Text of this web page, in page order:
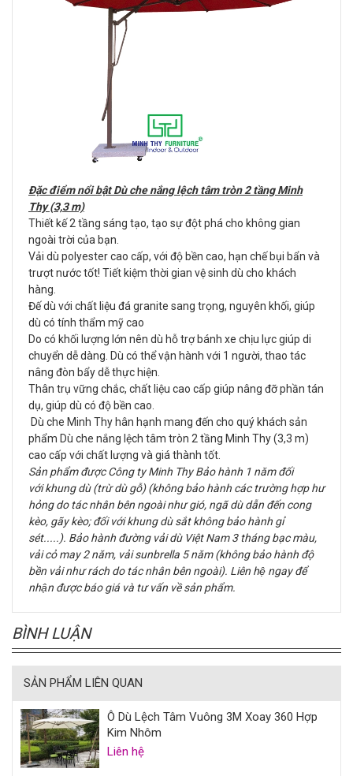
Đặc điểm nổi bật Dù che nắng lệch tâm tròn 2 tầng Minh
Thy (3,3 m)
Thiết kế 2 tầng sáng tạo, tạo sự đột phá cho không gian
ngoài trời của bạn.
Vải dù polyester cao cấp, với độ bền cao, hạn chế bụi bẩn và
trượt nước tốt! Tiết kiệm thời gian vệ sinh dù cho khách
hàng.
Đế dù với chất liệu đá granite sang trọng, nguyên khối, giúp
dù có tính thẩm mỹ cao
Do có khối lượng lớn nên dù hỗ trợ bánh xe chịu lực giúp di
chuyển dễ dàng. Dù có thể vận hành với 1 người, thao tác
nâng đòn bẩy dễ thực hiện.
Thân trụ vững chắc, chất liệu cao cấp giúp nâng đỡ phần tán
dụ, giúp dù có độ bền cao.
Dù che Minh Thy hân hạnh mang đến cho quý khách sản
phẩm Dù che nắng lệch tâm tròn 2 tầng Minh Thy (3,3 m)
cao cấp với chất lượng và giá thành tốt.
Sản phẩm được Công ty Minh Thy Bảo hành 1 năm đối
với khung dù (trừ dù gỗ) (không bảo hành các trường hợp hư
hỏng do tác nhân bên ngoài như gió, ngã dù dẫn đến cong
kèo, gãy kèo; đối với khung dù sắt không bảo hành gỉ
sét.....). Bảo hành đường vải dù Việt Nam 3 tháng bạc màu,
vải cỏ may 2 năm, vải sunbrella 5 năm (không bảo hành độ
bền vải như rách do tác nhân bên ngoài). Liên hệ ngay để
nhận được báo giá và tư vấn về sản phẩm.
BÌNH LUẬN
SẢN PHẨM LIÊN QUAN
Ô Dù Lệch Tâm Vuông 3M Xoay 360 Hợp
Kim Nhôm
Liên hệ